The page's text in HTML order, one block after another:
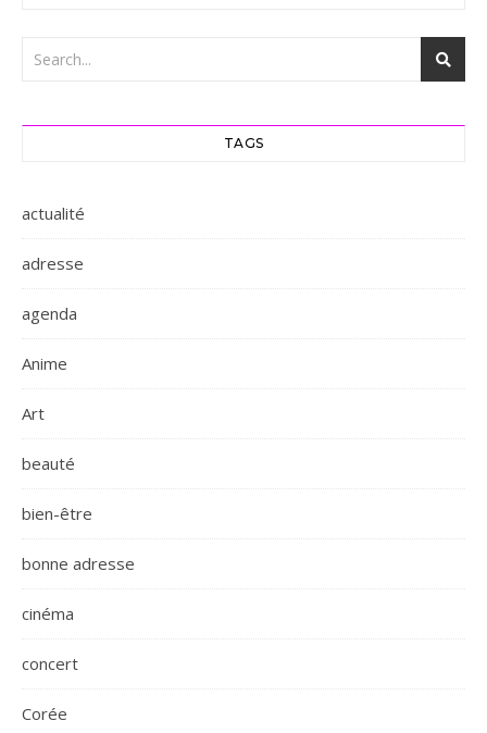
TAGS
actualité
adresse
agenda
Anime
Art
beauté
bien-être
bonne adresse
cinéma
concert
Corée